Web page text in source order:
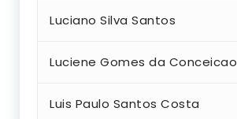
Luciano Silva Santos
Luciene Gomes da Conceicao
Luis Paulo Santos Costa